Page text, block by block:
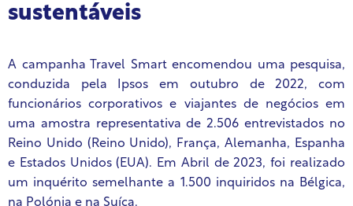
sustentáveis
A campanha Travel Smart encomendou uma pesquisa,
conduzida pela Ipsos em outubro de 2022, com
funcionários corporativos e viajantes de negócios em
uma amostra representativa de 2.506 entrevistados no
Reino Unido (Reino Unido), França, Alemanha, Espanha
e Estados Unidos (EUA). Em Abril de 2023, foi realizado
um inquérito semelhante a 1.500 inquiridos na Bélgica,
na Polónia e na Suíça.